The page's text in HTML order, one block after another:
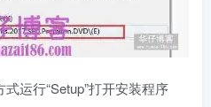
运行“Setup”打开安装程序